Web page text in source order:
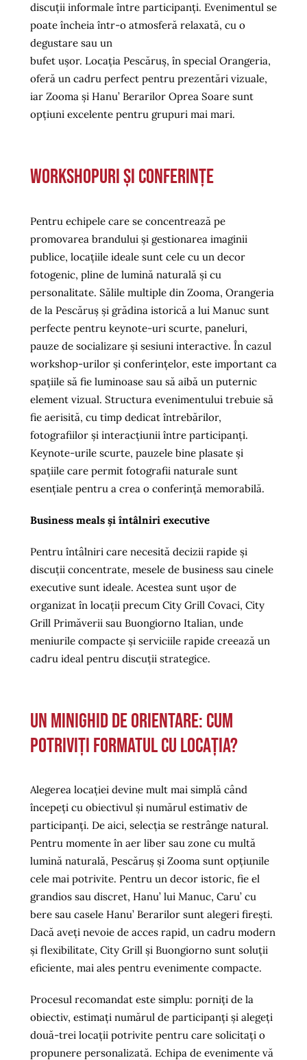
discuții informale între participanți. Evenimentul se
poate încheia într-o atmosferă relaxată, cu o
degustare sau un
bufet ușor. Locația Pescăruș, în special Orangeria,
oferă un cadru perfect pentru prezentări vizuale,
iar Zooma și Hanu’ Berarilor Oprea Soare sunt
opțiuni excelente pentru grupuri mai mari.
Workshopuri și conferințe
Pentru echipele care se concentrează pe
promovarea brandului și gestionarea imaginii
publice, locațiile ideale sunt cele cu un decor
fotogenic, pline de lumină naturală și cu
personalitate. Sălile multiple din Zooma, Orangeria
de la Pescăruș și grădina istorică a lui Manuc sunt
perfecte pentru keynote-uri scurte, paneluri,
pauze de socializare și sesiuni interactive. În cazul
workshop-urilor și conferințelor, este important ca
spațiile să fie luminoase sau să aibă un puternic
element vizual. Structura evenimentului trebuie să
fie aerisită, cu timp dedicat întrebărilor,
fotografiilor și interacțiunii între participanți.
Keynote-urile scurte, pauzele bine plasate și
spațiile care permit fotografii naturale sunt
esențiale pentru a crea o conferință memorabilă.
Business meals și întâlniri executive
Pentru întâlniri care necesită decizii rapide și
discuții concentrate, mesele de business sau cinele
executive sunt ideale. Acestea sunt ușor de
organizat în locații precum City Grill Covaci, City
Grill Primăverii sau Buongiorno Italian, unde
meniurile compacte și serviciile rapide creează un
cadru ideal pentru discuții strategice.
Un minighid de orientare: cum
potriviți formatul cu locația?
Alegerea locației devine mult mai simplă când
începeți cu obiectivul și numărul estimativ de
participanți. De aici, selecția se restrânge natural.
Pentru momente în aer liber sau zone cu multă
lumină naturală, Pescăruș și Zooma sunt opțiunile
cele mai potrivite. Pentru un decor istoric, fie el
grandios sau discret, Hanu’ lui Manuc, Caru’ cu
bere sau casele Hanu’ Berarilor sunt alegeri firești.
Dacă aveți nevoie de acces rapid, un cadru modern
și flexibilitate, City Grill și Buongiorno sunt soluții
eficiente, mai ales pentru evenimente compacte.
Procesul recomandat este simplu: porniți de la
obiectiv, estimați numărul de participanți și alegeți
două-trei locații potrivite pentru care solicitați o
propunere personalizată. Echipa de evenimente vă